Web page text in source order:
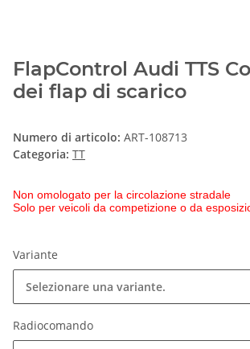
FlapControl Audi TTS
dei flap di scarico
Numero di articolo: ART-108713
Categoria: TT
Non omologato per la circolazione stradale
Solo per veicoli da competizione o da
Variante
Selezionare una variante.
Radiocomando